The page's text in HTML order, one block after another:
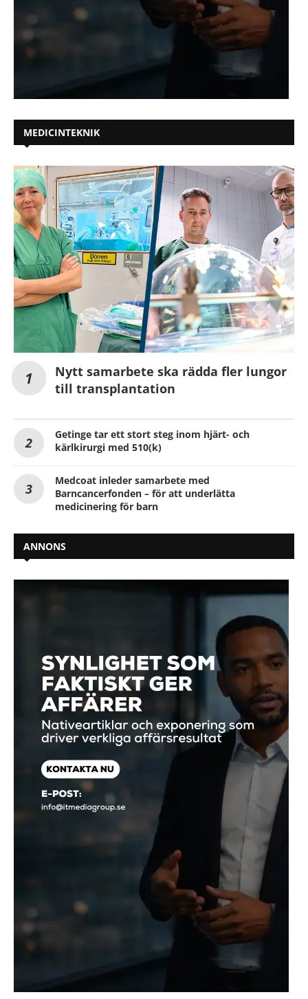
MEDICINTEKNIK
Nytt samarbete ska rädda fler lungor
till transplantation
Getinge tar ett stort steg inom hjärt- och
kärlkirurgi med 510(k)
Medcoat inleder samarbete med
Barncancerfonden – för att underlätta
medicinering för barn
ANNONS